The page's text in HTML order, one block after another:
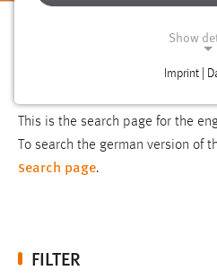
This is the search page for the
To search the german version of
search page.
FILTER
Show
Imprint |